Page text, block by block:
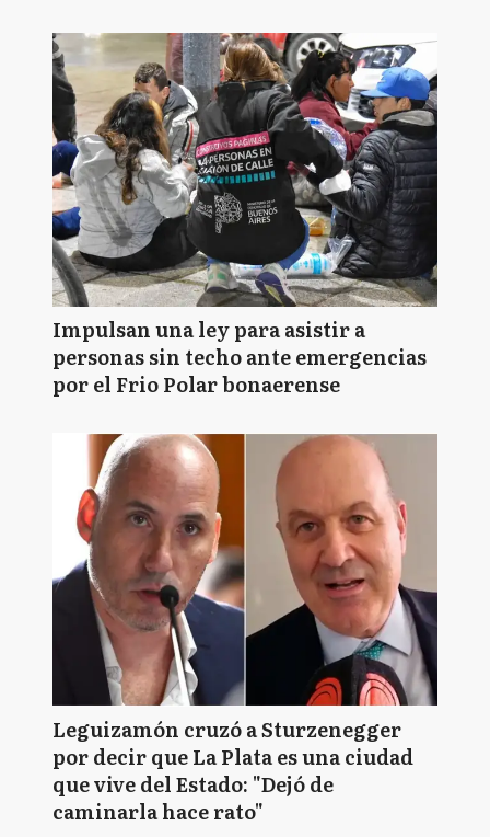
Impulsan una ley para asistir a
personas sin techo ante emergencias
por el Frio Polar bonaerense
Leguizamón cruzó a Sturzenegger
por decir que La Plata es una ciudad
que vive del Estado: "Dejó de
caminarla hace rato"